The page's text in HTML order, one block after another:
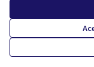
Web creada consoftware